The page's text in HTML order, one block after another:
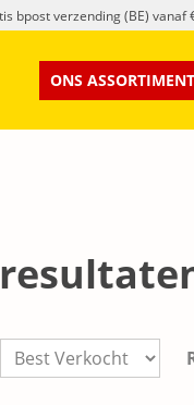
bpost verzending (BE) vanaf
ONS ASSORTIMENT